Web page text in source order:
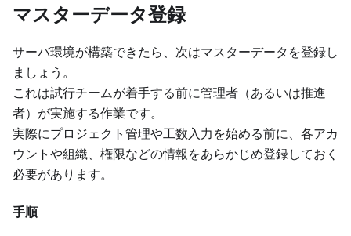
マスターデータ登録
サーバ環境が構築できたら、次はマスターデータを登録し
ましょう。
これは試行チームが着手する前に管理者（あるいは推進
者）が実施する作業です。
実際にプロジェクト管理や工数入力を始める前に、各アカ
ウントや組織、権限などの情報をあらかじめ登録しておく
必要があります。
手順